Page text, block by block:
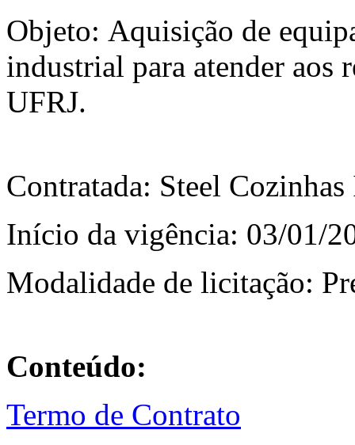
Objeto: Aquisição de
industrial para atender aos
UFRJ.
Contratada: Steel
Início da vigência: 03/01/
Modalidade de licitação:
Conteúdo:
Termo de Contrato